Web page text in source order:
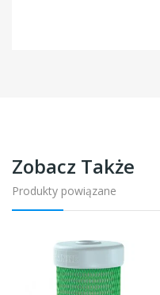
Zobacz Także
Produkty powiązane